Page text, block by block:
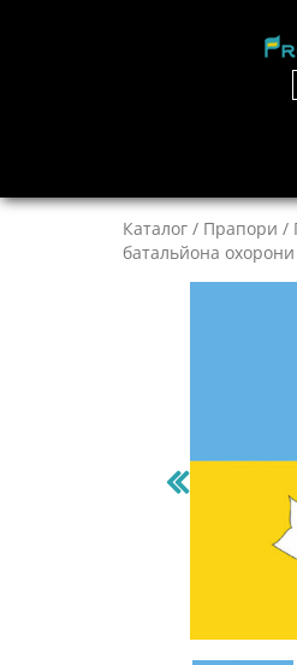
Каталог / Прапори /
батальйона